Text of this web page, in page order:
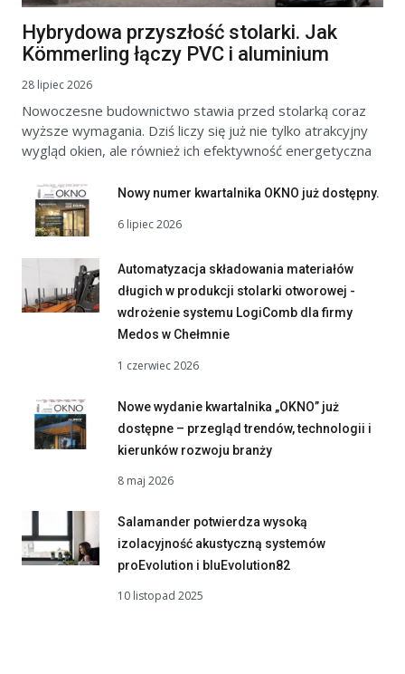
Hybrydowa przyszłość stolarki. Jak
Kömmerling łączy PVC i aluminium
28 lipiec 2026
Nowoczesne budownictwo stawia przed stolarką coraz
wyższe wymagania. Dziś liczy się już nie tylko atrakcyjny
wygląd okien, ale również ich efektywność energetyczna
Nowy numer kwartalnika OKNO już dostępny.
6 lipiec 2026
Automatyzacja składowania materiałów
długich w produkcji stolarki otworowej -
wdrożenie systemu LogiComb dla firmy
Medos w Chełmnie
1 czerwiec 2026
Nowe wydanie kwartalnika „OKNO” już
dostępne – przegląd trendów, technologii i
kierunków rozwoju branży
8 maj 2026
Salamander potwierdza wysoką
izolacyjność akustyczną systemów
proEvolution i bluEvolution82
10 listopad 2025